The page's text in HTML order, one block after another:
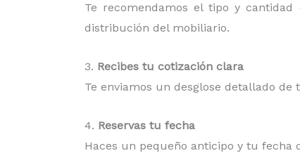
Te recomendamos el tipo y
distribución del mobiliario.
3. Recibes tu cotización clara
Te enviamos un desglose detallado
4. Reservas tu fecha
Haces un pequeño anticipo y tu fecha